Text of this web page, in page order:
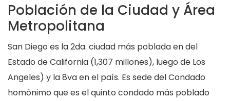
Población de la Ciudad y Área
Metropolitana
San Diego es la 2da. ciudad más poblada en del
Estado de California (1,307 millones), luego de Los
Angeles) y la 8va en el país. Es sede del Condado
homónimo que es el quinto condado más poblado